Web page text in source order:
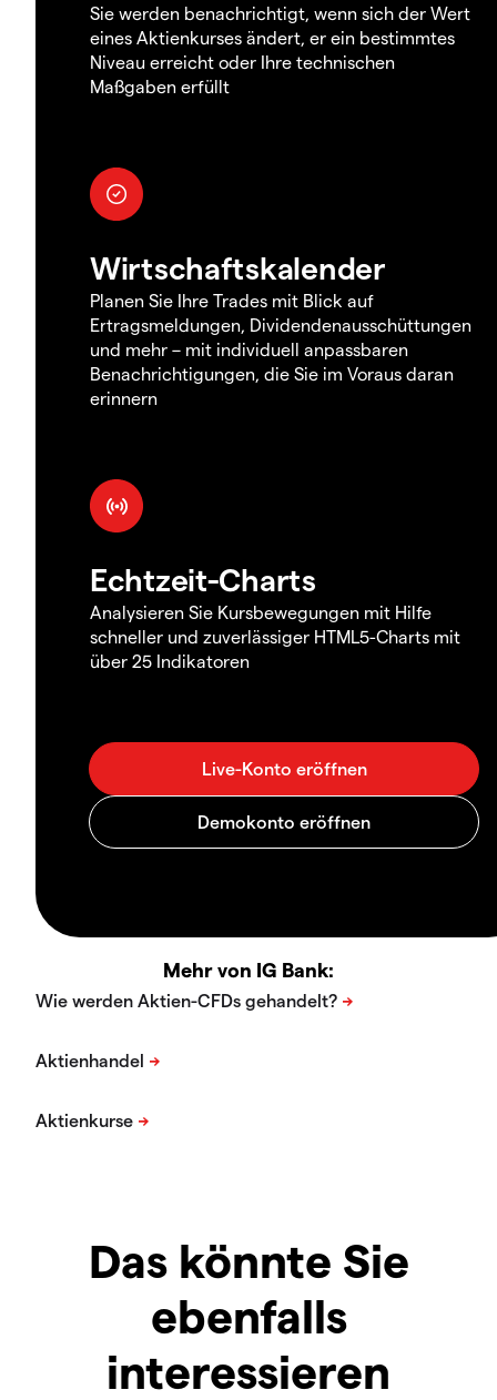
Sie werden benachrichtigt, wenn sich der Wert
eines Aktienkurses ändert, er ein bestimmtes
Niveau erreicht oder Ihre technischen
Maßgaben erfüllt
Wirtschaftskalender
Planen Sie Ihre Trades mit Blick auf
Ertragsmeldungen, Dividendenausschüttungen
und mehr – mit individuell anpassbaren
Benachrichtigungen, die Sie im Voraus daran
erinnern
Echtzeit-Charts
Analysieren Sie Kursbewegungen mit Hilfe
schneller und zuverlässiger HTML5-Charts mit
über 25 Indikatoren
Mehr von IG Bank:
Das könnte Sie
ebenfalls
interessieren